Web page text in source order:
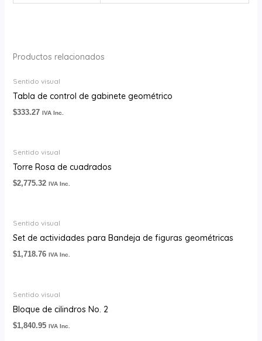
Productos relacionados
Sentido visual
Tabla de control de gabinete geométrico
$333.27 IVA Inc.
Sentido visual
Torre Rosa de cuadrados
$2,775.32 IVA Inc.
Sentido visual
Set de actividades para Bandeja de figuras geométricas
$1,718.76 IVA Inc.
Sentido visual
Bloque de cilindros No. 2
$1,840.95 IVA Inc.